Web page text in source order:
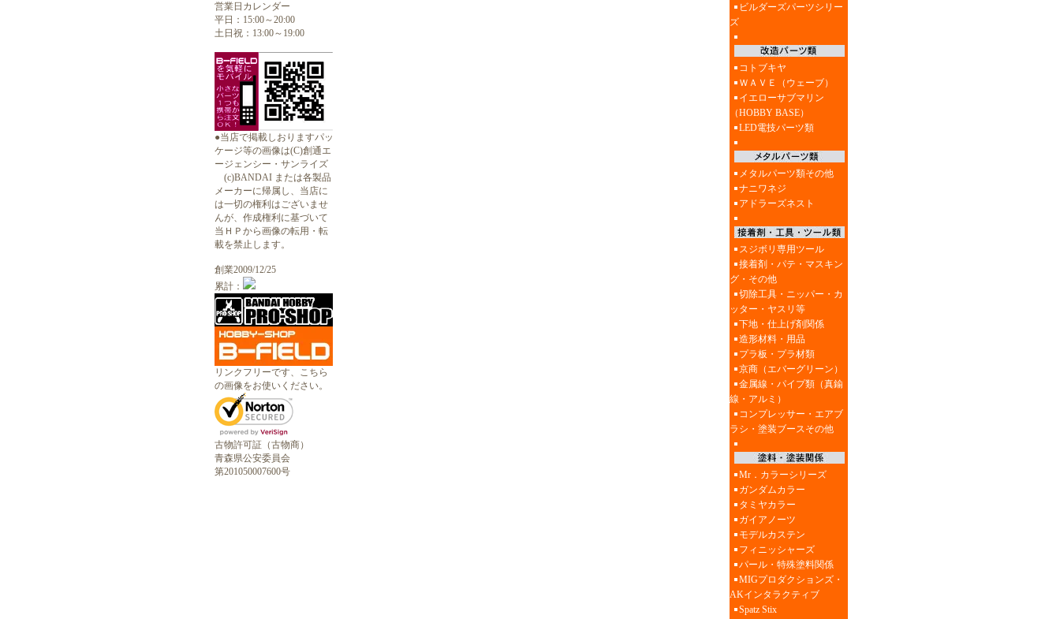
営業日カレンダー
平日：15:00～20:00
土日祝：13:00～19:00
●当店で掲載しおりますパッ
ケージ等の画像は(C)創通エ
ージェンシー・サンライズ
(c)BANDAI または各製品
メーカーに帰属し、当店に
は一切の権利はございませ
んが、作成権利に基づいて
当ＨＰから画像の転用・転
載を禁止します。
創業2009/12/25
累計：
リンクフリーです、こちら
の画像をお使いください。
古物許可証（古物商）
青森県公安委員会
第201050007600号
ビルダーズパーツシリー
ズ
コトブキヤ
ＷＡＶＥ（ウェーブ）
イエローサブマリン
（HOBBY BASE）
LED電技パーツ類
メタルパーツ類その他
ナニワネジ
アドラーズネスト
スジボリ専用ツール
接着剤・パテ・マスキン
グ・その他
切除工具・ニッパー・カ
ッター・ヤスリ等
下地・仕上げ剤関係
造形材料・用品
プラ板・プラ材類
京商（エバーグリーン）
金属線・パイプ類（真鍮
線・アルミ）
コンプレッサー・エアブ
ラシ・塗装ブースその他
Mr．カラーシリーズ
ガンダムカラー
タミヤカラー
ガイアノーツ
モデルカステン
フィニッシャーズ
パール・特殊塗料関係
MIGプロダクションズ・
AKインタラクティブ
Spatz Stix